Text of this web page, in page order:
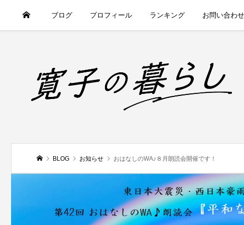
ブログ プロフィール ランキング お問い合わせ
BLOG お知らせ おはなしのWA♪８月朗読会開催です！